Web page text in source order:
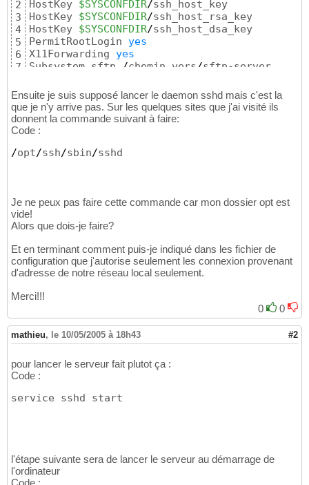
2
3
4
5
6
7
HostKey $SYSCONFDIR/ssh_host_key
HostKey $SYSCONFDIR/ssh_host_rsa_key
HostKey $SYSCONFDIR/ssh_host_dsa_key
PermitRootLogin yes
X11Forwarding yes
Subsystem sftp
/chemin_vers /sftp-server
Ensuite je suis supposé lancer le daemon sshd mais c'est la
que je n'y arrive pas. Sur les quelques sites que j'ai visité ils
donnent la commande suivant à faire:
Code :
/opt/ssh/sbin/sshd
Je ne peux pas faire cette commande car mon dossier opt est
vide!
Alors que dois-je faire?
Et en terminant comment puis-je indiqué dans les fichier de
configuration que j'autorise seulement les connexion provenant
d'adresse de notre réseau local seulement.
Merci!!!
0
0
mathieu, le 10/05/2005 à 18h43 #2
pour lancer le serveur fait plutot ça :
Code :
service sshd start
l'étape suivante sera de lancer le serveur au démarrage de
l'ordinateur